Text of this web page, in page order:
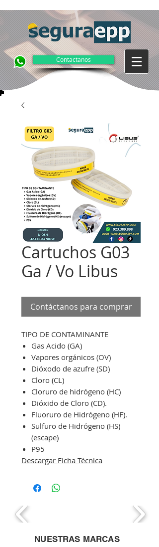
Contactanos
Cartuchos G03
Ga / Vo Libus
Contáctanos para comprar
TIPO DE CONTAMINANTE
Gas Acido (GA)
Vapores orgánicos (OV)
Dióxodo de azufre (SD)
Cloro (CL)
Cloruro de hidrógeno (HC)
Dióxido de Cloro (CD).
Fluoruro de Hidrógeno (HF).
Sulfuro de Hidrógeno (HS)
(escape)
P95
Descargar Ficha Técnica
NUESTRAS MARCAS